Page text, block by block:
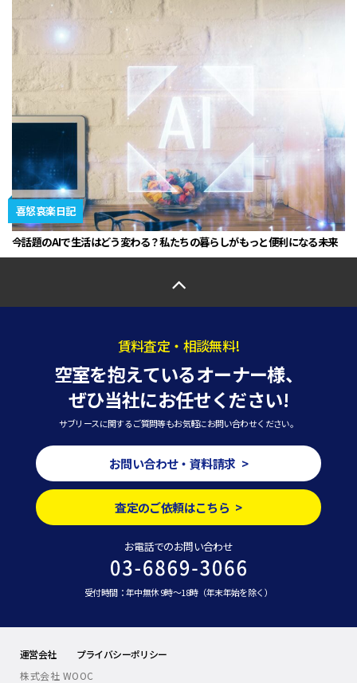
喜怒哀楽日記
今話題のAIで生活はどう変わる？私たちの暮らしがもっと便利になる未来
賃料査定・相談無料!
空室を抱えているオーナー様、
ぜひ当社にお任せください!
サブリースに関するご質問等もお気軽にお問い合わせください。
お問い合わせ・資料請求 >
査定のご依頼はこちら >
お電話でのお問い合わせ
受付時間：年中無休 9時～18時（年末年始を除く）
運営会社
プライバシーポリシー
株式会社 WOOC